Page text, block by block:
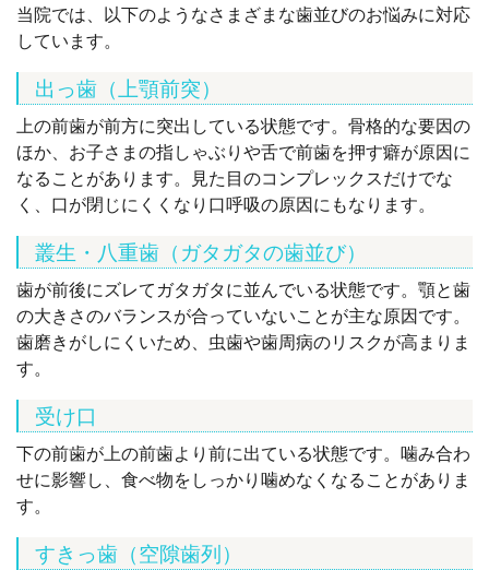
当院では、以下のようなさまざまな歯並びのお悩みに対応
しています。
出っ歯（上顎前突）
上の前歯が前方に突出している状態です。骨格的な要因の
ほか、お子さまの指しゃぶりや舌で前歯を押す癖が原因に
なることがあります。見た目のコンプレックスだけでな
く、口が閉じにくくなり口呼吸の原因にもなります。
叢生・八重歯（ガタガタの歯並び）
歯が前後にズレてガタガタに並んでいる状態です。顎と歯
の大きさのバランスが合っていないことが主な原因です。
歯磨きがしにくいため、虫歯や歯周病のリスクが高まりま
す。
受け口
下の前歯が上の前歯より前に出ている状態です。噛み合わ
せに影響し、食べ物をしっかり噛めなくなることがありま
す。
すきっ歯（空隙歯列）